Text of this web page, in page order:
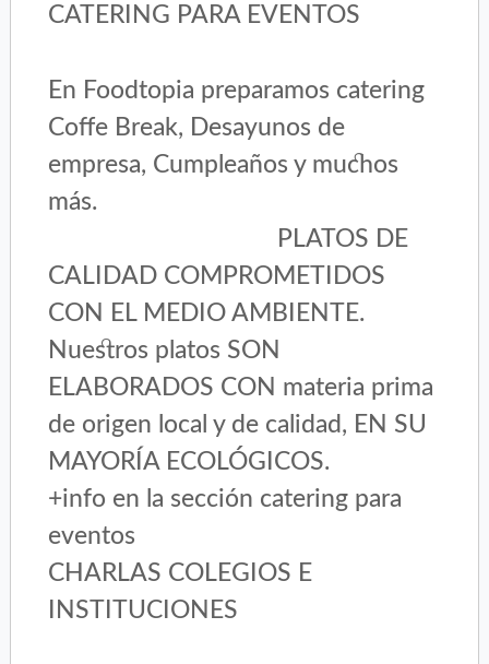
CATERING PARA EVENTOS
En Foodtopia preparamos catering
Coffe Break, Desayunos de
empresa, Cumpleaños y muchos
más.
PLATOS DE
CALIDAD COMPROMETIDOS
CON EL MEDIO AMBIENTE.
Nuestros platos SON
ELABORADOS CON materia prima
de origen local y de calidad, EN SU
MAYORÍA ECOLÓGICOS.
+info en la sección catering para
eventos
CHARLAS COLEGIOS E
INSTITUCIONES